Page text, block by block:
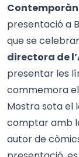
presentació a
que se
directora de
presentar les
commemora
Mostra sota el
comptar amb
autor de